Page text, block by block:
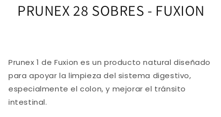
PRUNEX 28 SOBRES - FUXION
Prunex 1 de Fuxion es un producto natural diseñado
para apoyar la limpieza del sistema digestivo,
especialmente el colon, y mejorar el tránsito
intestinal.